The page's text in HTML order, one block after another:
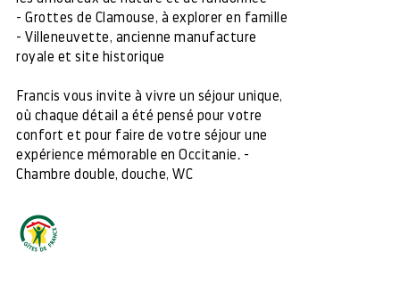
- Grottes de Clamouse, à explorer en famille
- Villeneuvette, ancienne manufacture
royale et site historique
Francis vous invite à vivre un séjour unique,
où chaque détail a été pensé pour votre
confort et pour faire de votre séjour une
expérience mémorable en Occitanie. -
Chambre double, douche, WC